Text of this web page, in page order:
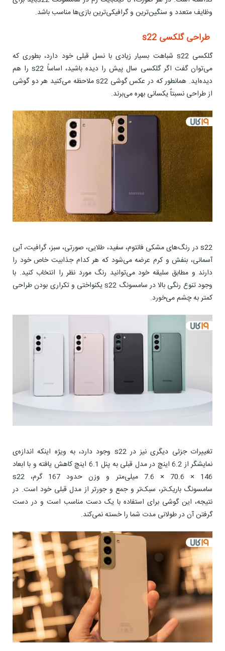
وظایف متعدد و سنگین‌ترین و گرافیکی‌ترین بازی‌ها مناسب باشد.
طراحی گلکسی s22
گلکسی s22 شباهت بسیار زیادی با نسل قبلی خود دارد، بطوری که
می‌توان گفت اگر گلکسی سال پیش را دیده باشید، اساساً s22 را هم
دیده‌اید. همانطور که در عکس گوشی s22 ملاحظه می‌کنید هر دو گوشی
از طراحی نسبتاٌ یکسانی بهره می‌برند.
s22 در رنگ‌های مشکی فانتوم، سفید، طلایی، صورتی، سبز، گرافیت، آبی
آسمانی، بنفش و کرم عرضه می‌شود که هر کدام جذابیت خاص خود را
دارند و مطابق سلیقه خود می‌توانید رنگ مورد نظر را انتخاب کنید. با
وجود تنوع رنگی بالا در سامسونگ s22 یکنواختی و تکراری بودن طراحی
کمتر به چشم می‌خورد.
تغییرات جزئی دیگری نیز در s22 وجود دارد، به ویژه اینکه اندازه‌ی
نمایشگر از 6.2 اینچ در مدل قبلی به پنل 6.1 اینچ کاهش یافته و با ابعاد
146 × 70.6 × 7.6 میلی‌متر و وزن حدود 167 گرم، s22
سامسونگ باریک‌تر، سبک‌تر و جمع و جورتر از مدل قبلی خود است. در
نتیجه، این گوشی برای استفاده با یک دست مناسب است و در دست
گرفتن آن در طولانی مدت شما را خسته نمی‌کند.